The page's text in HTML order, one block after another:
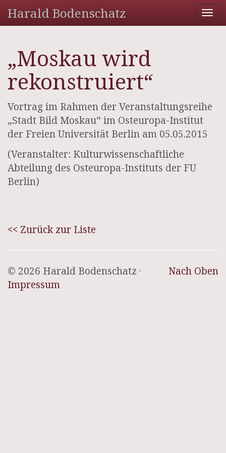
Harald Bodenschatz
„Moskau wird
rekonstruiert“
Vortrag im Rahmen der Veranstaltungsreihe
„Stadt Bild Moskau“ im Osteuropa-Institut
der Freien Universität Berlin am 05.05.2015
(Veranstalter: Kulturwissenschaftliche
Abteilung des Osteuropa-Instituts der FU
Berlin)
<< Zurück zur Liste
Nach Oben
© 2026 Harald Bodenschatz ·
Impressum